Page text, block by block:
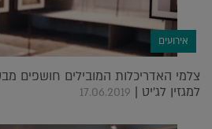
אירועים
צלמי האדריכלות המובילים חושפים
למגזין לג'יט | 17.06.2019